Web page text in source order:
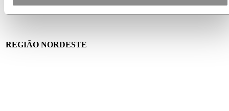
REGIÃO NORDESTE